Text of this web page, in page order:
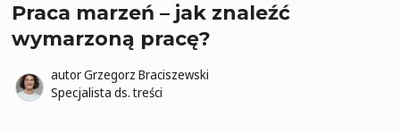
Praca marzeń – jak znaleźć
wymarzoną pracę?
autorGrzegorz Braciszewski
Specjalista ds. treści